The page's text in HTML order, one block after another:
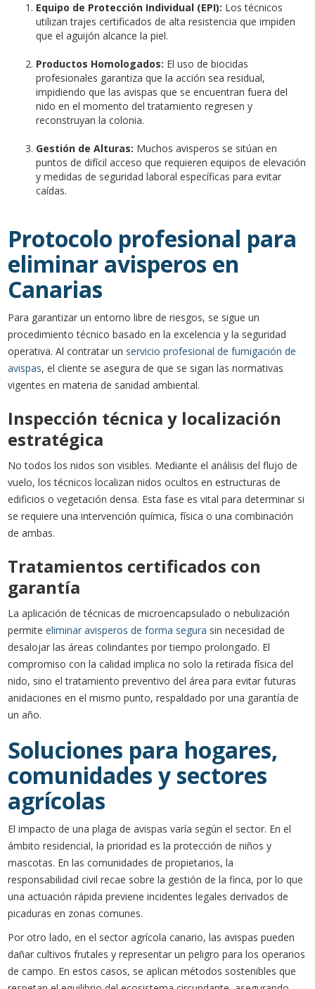
Equipo de Protección Individual (EPI): Los técnicos
utilizan trajes certificados de alta resistencia que impiden
que el aguijón alcance la piel.
Productos Homologados: El uso de biocidas
profesionales garantiza que la acción sea residual,
impidiendo que las avispas que se encuentran fuera del
nido en el momento del tratamiento regresen y
reconstruyan la colonia.
Gestión de Alturas: Muchos avisperos se sitúan en
puntos de difícil acceso que requieren equipos de elevación
y medidas de seguridad laboral específicas para evitar
caídas.
Protocolo profesional para
eliminar avisperos en
Canarias
Para garantizar un entorno libre de riesgos, se sigue un
procedimiento técnico basado en la excelencia y la seguridad
operativa. Al contratar un servicio profesional de fumigación de
avispas, el cliente se asegura de que se sigan las normativas
vigentes en materia de sanidad ambiental.
Inspección técnica y localización
estratégica
No todos los nidos son visibles. Mediante el análisis del flujo de
vuelo, los técnicos localizan nidos ocultos en estructuras de
edificios o vegetación densa. Esta fase es vital para determinar si
se requiere una intervención química, física o una combinación
de ambas.
Tratamientos certificados con
garantía
La aplicación de técnicas de microencapsulado o nebulización
permite eliminar avisperos de forma segura sin necesidad de
desalojar las áreas colindantes por tiempo prolongado. El
compromiso con la calidad implica no solo la retirada física del
nido, sino el tratamiento preventivo del área para evitar futuras
anidaciones en el mismo punto, respaldado por una garantía de
un año.
Soluciones para hogares,
comunidades y sectores
agrícolas
El impacto de una plaga de avispas varía según el sector. En el
ámbito residencial, la prioridad es la protección de niños y
mascotas. En las comunidades de propietarios, la
responsabilidad civil recae sobre la gestión de la finca, por lo que
una actuación rápida previene incidentes legales derivados de
picaduras en zonas comunes.
Por otro lado, en el sector agrícola canario, las avispas pueden
dañar cultivos frutales y representar un peligro para los operarios
de campo. En estos casos, se aplican métodos sostenibles que